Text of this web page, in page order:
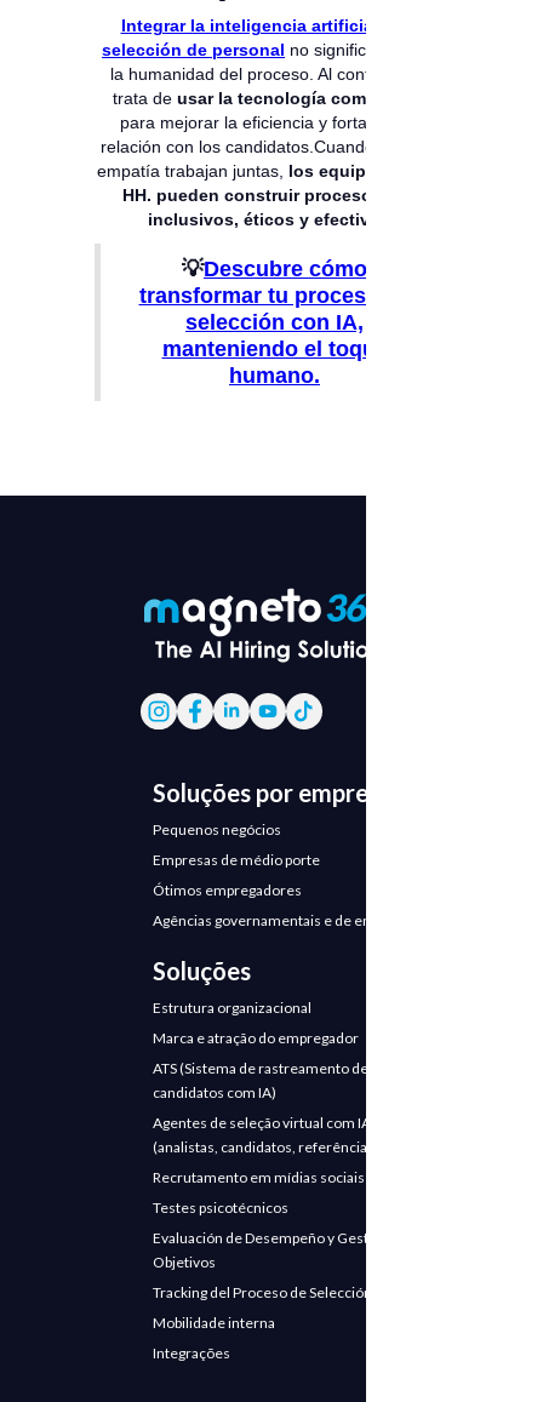
Integrar la inteligencia artificial en la
selección de personal no significa eliminar
la humanidad del proceso. Al contrario, se
trata de usar la tecnología como aliada
para mejorar la eficiencia y fortalecer la
relación con los candidatos.Cuando la IA y la
empatía trabajan juntas, los equipos de RR.
HH. pueden construir procesos más
inclusivos, éticos y efectivos.
💡Descubre cómo
transformar tu proceso de
selección con IA,
manteniendo el toque
humano.
Soluções por empresa
Pequenos negócios
Empresas de médio porte
Ótimos empregadores
Agências governamentais e de emprego
Soluções
Estrutura organizacional
Marca e atração do empregador
ATS (Sistema de rastreamento de
candidatos com IA)
Agentes de seleção virtual com IA
(analistas, candidatos, referências)
Recrutamento em mídias sociais
Testes psicotécnicos
Evaluación de Desempeño y Gestión de
Objetivos
Tracking del Proceso de Selección
Mobilidade interna
Integrações